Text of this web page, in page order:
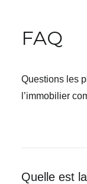
FAQ
Questions les
l’immobilier
Quelle est